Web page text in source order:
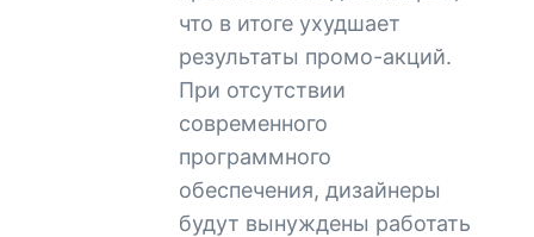
что в итоге ухудшает
результаты промо-акций.
При отсутствии
современного
программного
обеспечения, дизайнеры
будут вынуждены работать